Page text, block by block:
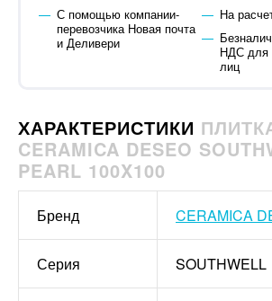
С помощью компании-
перевозчика Новая почта
и Деливери
На
НДС для
лиц
ХАРАКТЕРИСТИКИ
CERAMICA DESEO
PEARL 100X100
Бренд CERAMICA
Серия SOUTHWELL